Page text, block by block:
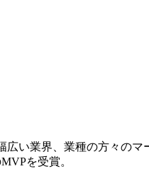
い業界、業種の方々のマ
を受賞。